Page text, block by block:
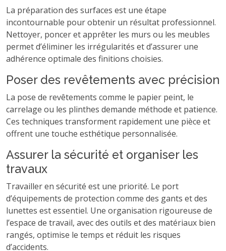
La préparation des surfaces est une étape
incontournable pour obtenir un résultat professionnel.
Nettoyer, poncer et apprêter les murs ou les meubles
permet d’éliminer les irrégularités et d’assurer une
adhérence optimale des finitions choisies.
Poser des revêtements avec précision
La pose de revêtements comme le papier peint, le
carrelage ou les plinthes demande méthode et patience.
Ces techniques transforment rapidement une pièce et
offrent une touche esthétique personnalisée.
Assurer la sécurité et organiser les
travaux
Travailler en sécurité est une priorité. Le port
d’équipements de protection comme des gants et des
lunettes est essentiel. Une organisation rigoureuse de
l’espace de travail, avec des outils et des matériaux bien
rangés, optimise le temps et réduit les risques
d’accidents.